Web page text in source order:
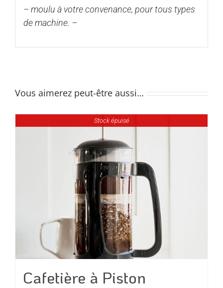
– moulu à votre convenance, pour tous types
de machine. –
Vous aimerez peut-être aussi…
Stock épuisé
Cafetière à Piston